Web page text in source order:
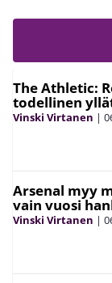
The Athletic:
todellinen
Vinski Virtanen |
Arsenal myy
vain vuosi
Vinski Virtanen |